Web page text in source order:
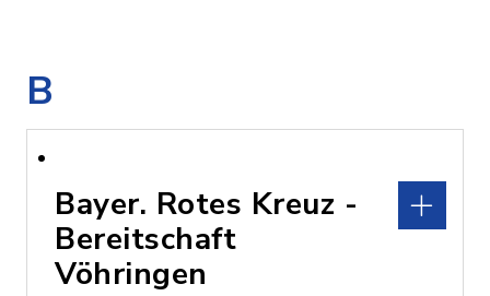
B
Bayer. Rotes Kreuz -
Bereitschaft
Vöhringen